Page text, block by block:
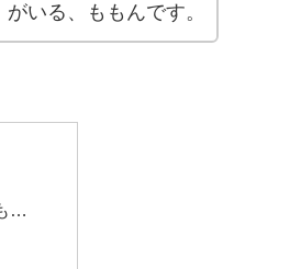
いる、ももんです。
も…